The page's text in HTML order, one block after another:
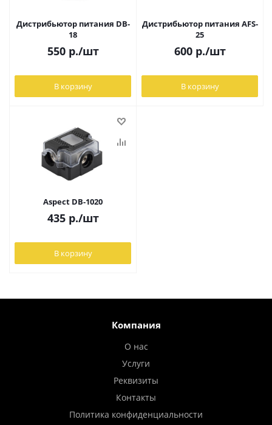
Дистрибьютор питания DB-
18
550р./шт
В корзину
Дистрибьютор питания AFS-
25
600р./шт
В корзину
Aspect DB-1020
435р./шт
В корзину
Компания
О нас
Услуги
Реквизиты
Контакты
Политика конфиденциальности